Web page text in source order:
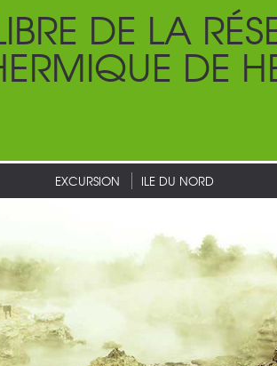
DE LA
DE
EXCURSION ILE DU NORD